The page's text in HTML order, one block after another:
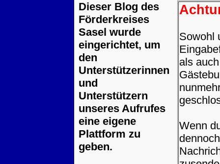
Dieser Blog des
Förderkreises
Sasel wurde
eingerichtet, um
den
Unterstützerinnen
und
Unterstützern
unseres Aufrufes
eine eigene
Plattform zu
geben.
Sowohl
als
Wenn